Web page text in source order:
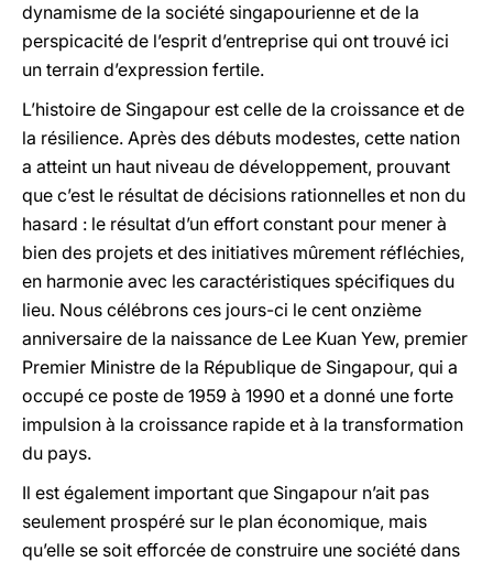
dynamisme de la société singapourienne et de la
perspicacité de l’esprit d’entreprise qui ont trouvé ici
un terrain d’expression fertile.
L’histoire de Singapour est celle de la croissance et de
la résilience. Après des débuts modestes, cette nation
a atteint un haut niveau de développement, prouvant
que c’est le résultat de décisions rationnelles et non du
hasard : le résultat d’un effort constant pour mener à
bien des projets et des initiatives mûrement réfléchies,
en harmonie avec les caractéristiques spécifiques du
lieu. Nous célébrons ces jours-ci le cent onzième
anniversaire de la naissance de Lee Kuan Yew, premier
Premier Ministre de la République de Singapour, qui a
occupé ce poste de 1959 à 1990 et a donné une forte
impulsion à la croissance rapide et à la transformation
du pays.
Il est également important que Singapour n’ait pas
seulement prospéré sur le plan économique, mais
qu’elle se soit efforcée de construire une société dans